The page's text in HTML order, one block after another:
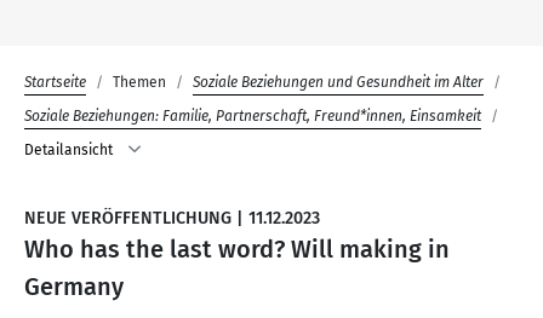
Startseite Themen
Soziale Beziehungen und Gesundheit im Alter
Soziale Beziehungen: Familie, Partnerschaft, Freund*innen, Einsamkeit
Detailansicht
NEUE VERÖFFENTLICHUNG 11.12.2023
Who has the last word? Will making in
Germany